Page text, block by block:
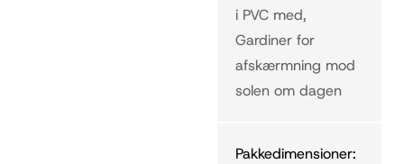
i PVC med,
Gardiner for
afskærmning mod
solen om dagen
Pakkedimensioner: